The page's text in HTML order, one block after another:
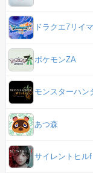
ドラクエ7リイ
ポケモンZA
モンスターハン
あつ森
サイレントヒルf